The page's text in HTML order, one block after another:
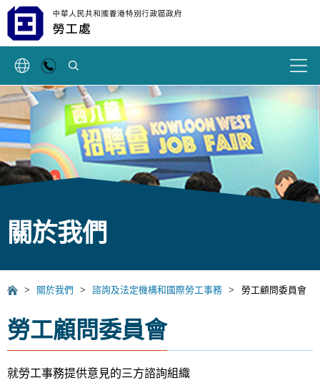
搜索
關於我們
> 關於我們 > 諮詢及法定機構和國際勞工事務 > 勞工顧問委員會
勞工顧問委員會
就勞工事務提供意見的三方諮詢組織